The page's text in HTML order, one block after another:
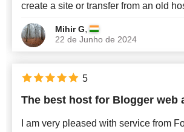
create a site or transfer from an old
Mihir G,
22 de Junho de 2024
The best host for Blogger web
I am very pleased with service from
5